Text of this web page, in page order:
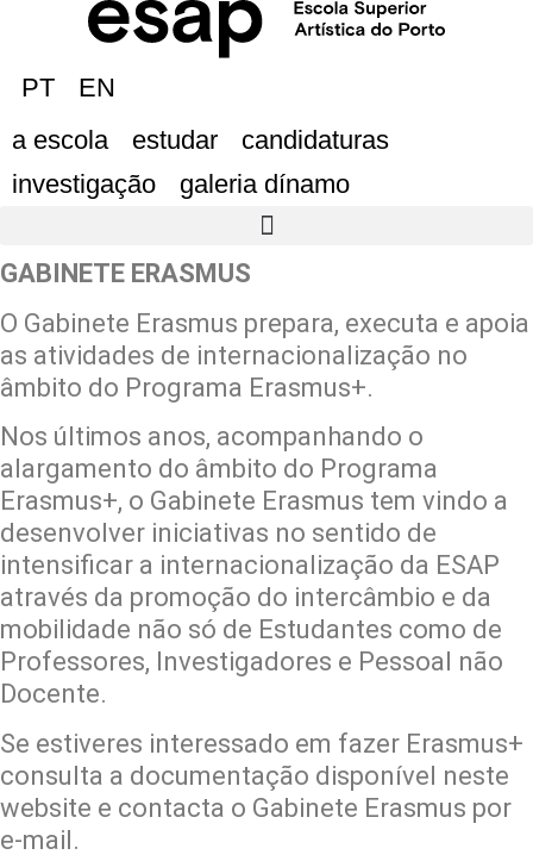
PT
EN
a escola
estudar
candidaturas
investigação
galeria dínamo
GABINETE ERASMUS
O Gabinete Erasmus prepara, executa e apoia
as atividades de internacionalização no
âmbito do Programa Erasmus+.
Nos últimos anos, acompanhando o
alargamento do âmbito do Programa
Erasmus+, o Gabinete Erasmus tem vindo a
desenvolver iniciativas no sentido de
intensificar a internacionalização da ESAP
através da promoção do intercâmbio e da
mobilidade não só de Estudantes como de
Professores, Investigadores e Pessoal não
Docente.
Se estiveres interessado em fazer Erasmus+
consulta a documentação disponível neste
website e contacta o Gabinete Erasmus por
e-mail.